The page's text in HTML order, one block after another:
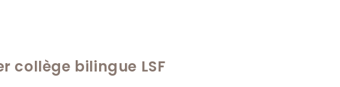
collège bilingue LSF